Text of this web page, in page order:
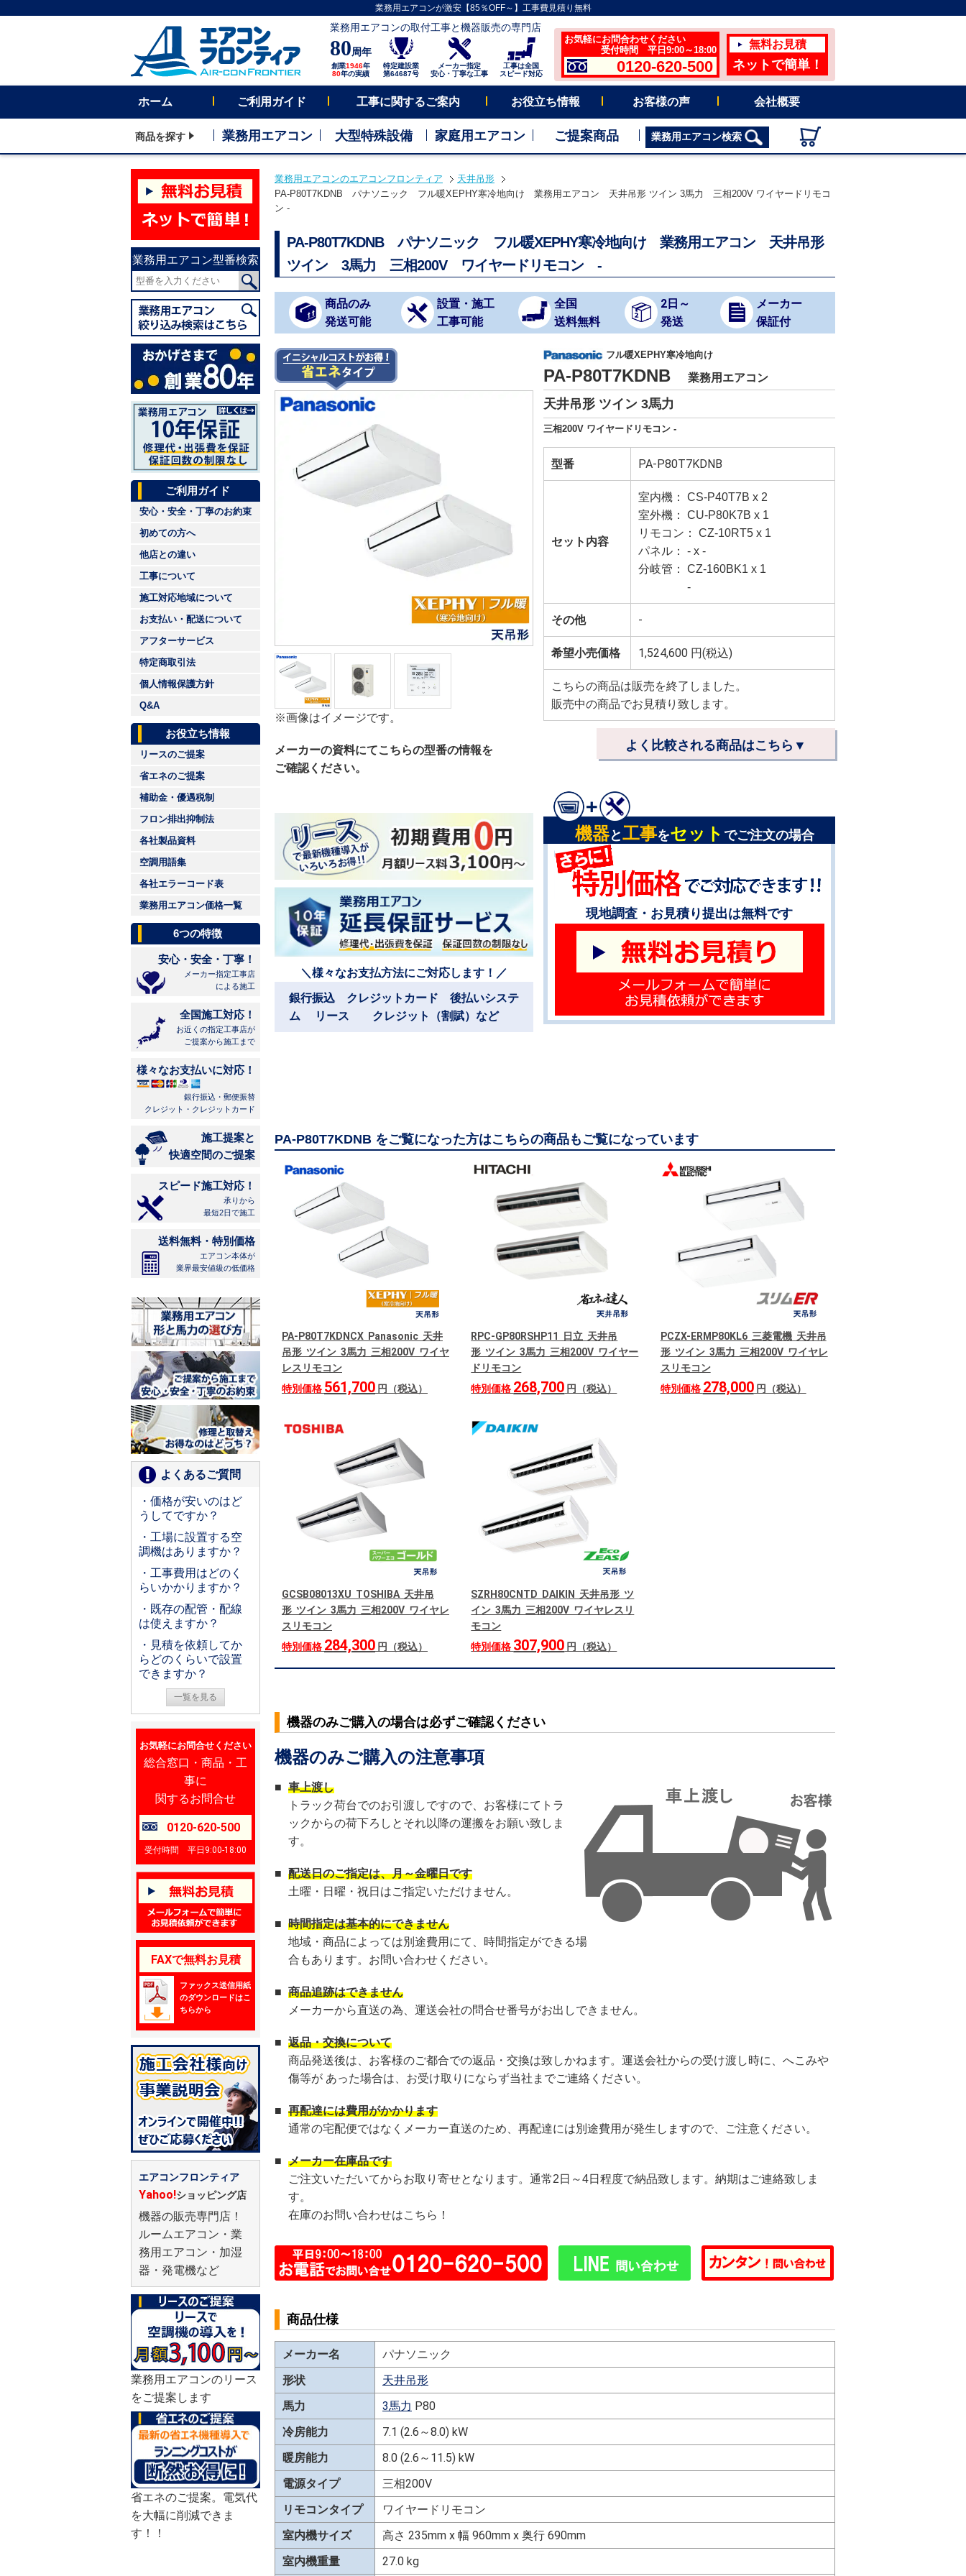
業務用エアコンが激安【85％OFF～】工事費見積り無料
業務用エアコンの取付工事と機器販売の専門店
80周年
創業1946年
80年の実績
特定建設業
第64687号
メーカー指定
安心・丁寧な工事
工事は全国
スピード対応
お気軽にお問合わせください
受付時間 平日9:00～18:00
0120-620-500
無料お見積
ネットで簡単！
ホーム ご利用ガイド 工事に関するご案内 お役立ち情報 お客様の声 会社概要
商品を探す 業務用エアコン 大型特殊設備 家庭用エアコン ご提案商品 業務用エアコン検索
業務用エアコン型番検索
ご利用ガイド
安心・安全・丁寧のお約束
初めての方へ
他店との違い
工事について
施工対応地域について
お支払い・配送について
アフターサービス
特定商取引法
個人情報保護方針
Q&A
お役立ち情報
リースのご提案
省エネのご提案
補助金・優遇税制
フロン排出抑制法
各社製品資料
空調用語集
各社エラーコード表
業務用エアコン価格一覧
6つの特徴
安心・安全・丁寧！
メーカー指定工事店
による施工
全国施工対応！
お近くの指定工事店が
ご提案から施工まで
様々なお支払いに対応！
銀行振込・郵便振替
クレジット・クレジットカード
施工提案と
快適空間のご提案
スピード施工対応！
承りから
最短2日で施工
送料無料・特別価格
エアコン本体が
業界最安値級の低価格
よくあるご質問
・価格が安いのはど
うしてですか？
・工場に設置する空
調機はありますか？
・工事費用はどのく
らいかかりますか？
・既存の配管・配線
は使えますか？
・見積を依頼してか
らどのくらいで設置
できますか？
一覧を見る
お気軽にお問合せください
総合窓口・商品・工
事に
関するお問合せ
0120-620-500
受付時間 平日9:00-18:00
FAXで無料お見積
ファックス送信用紙
のダウンロードはこ
ちらから
エアコンフロンティア
Yahoo!ショッピング店
機器の販売専門店！
ルームエアコン・業
務用エアコン・加湿
器・発電機など
業務用エアコンのリース
をご提案します
省エネのご提案。電気代
を大幅に削減できま
す！！
業務用エアコンのエアコンフロンティア
天井吊形
PA-P80T7KDNB パナソニック フル暖XEPHY寒冷地向け 業務用エアコン 天井吊形 ツイン 3馬力 三相200V ワイヤードリモコ
ン -
PA-P80T7KDNB パナソニック フル暖XEPHY寒冷地向け 業務用エアコン 天井吊形
ツイン 3馬力 三相200V ワイヤードリモコン -
商品のみ
発送可能
設置・施工
工事可能
全国
送料無料
2日～
発送
メーカー
保証付
※画像はイメージです。
メーカーの資料にてこちらの型番の情報を
ご確認ください。
フル暖XEPHY寒冷地向け
PA-P80T7KDNB 業務用エアコン
天井吊形 ツイン 3馬力
三相200V ワイヤードリモコン -
型番 PA-P80T7KDNB
セット内容
室内機： CS-P40T7B x 2
室外機： CU-P80K7B x 1
リモコン： CZ-10RT5 x 1
パネル： - x -
分岐管： CZ-160BK1 x 1
-
その他 -
希望小売価格 1,524,600 円(税込)
こちらの商品は販売を終了しました。
販売中の商品でお見積り致します。
よく比較される商品はこちら▼
＼様々なお支払方法にご対応します！／
銀行振込 クレジットカード 後払いシステ
ム リース クレジット（割賦）など
機器と工事をセット でご注文の場合
現地調査・お見積り提出は無料です
PA-P80T7KDNB をご覧になった方はこちらの商品もご覧になっています
PA-P80T7KDNCX Panasonic 天井
吊形 ツイン 3馬力 三相200V ワイヤ
レスリモコン
特別価格 561,700 円（税込）
RPC-GP80RSHP11 日立 天井吊
形 ツイン 3馬力 三相200V ワイヤー
ドリモコン
特別価格 268,700 円（税込）
PCZX-ERMP80KL6 三菱電機 天井吊
形 ツイン 3馬力 三相200V ワイヤレ
スリモコン
特別価格 278,000円（税込）
GCSB08013XU TOSHIBA 天井吊
形 ツイン 3馬力 三相200V ワイヤレ
スリモコン
特別価格 284,300 円（税込）
SZRH80CNTD DAIKIN 天井吊形 ツ
イン 3馬力 三相200V ワイヤレスリ
モコン
特別価格 307,900 円（税込）
機器のみご購入の場合は必ずご確認ください
機器のみご購入の注意事項
■ 車上渡し
トラック荷台でのお引渡しですので、お客様にてトラ
ックからの荷下ろしとそれ以降の運搬をお願い致しま
す。
■ 配送日のご指定は、月～金曜日です
土曜・日曜・祝日はご指定いただけません。
■ 時間指定は基本的にできません
地域・商品によっては別途費用にて、時間指定ができる場
合もあります。お問い合わせください。
■ 商品追跡はできません
メーカーから直送の為、運送会社の問合せ番号がお出しできません。
■ 返品・交換について
商品発送後は、お客様のご都合での返品・交換は致しかねます。運送会社からの受け渡し時に、へこみや
傷等が あった場合は、お受け取りにならず当社までご連絡ください。
■ 再配達には費用がかかります
通常の宅配便ではなくメーカー直送のため、再配達には別途費用が発生しますので、ご注意ください。
■ メーカー在庫品です
ご注文いただいてからお取り寄せとなります。通常2日～4日程度で納品致します。納期はご連絡致しま
す。
在庫のお問い合わせはこちら！
商品仕様
メーカー名
パナソニック
形状
天井吊形
馬力
3馬力 P80
冷房能力
7.1 (2.6～8.0) kW
暖房能力
8.0 (2.6～11.5) kW
電源タイプ
三相200V
リモコンタイプ
ワイヤードリモコン
室内機サイズ
高さ 235mm x 幅 960mm x 奥行 690mm
室内機重量
27.0 kg